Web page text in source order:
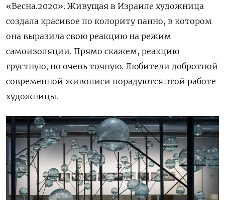
«Весна.2020». Живущая в Израиле художница
создала красивое по колориту панно, в котором
она выразила свою реакцию на режим
самоизоляции. Прямо скажем, реакцию
грустную, но очень точную. Любители добротной
современной живописи порадуются этой работе
художницы.